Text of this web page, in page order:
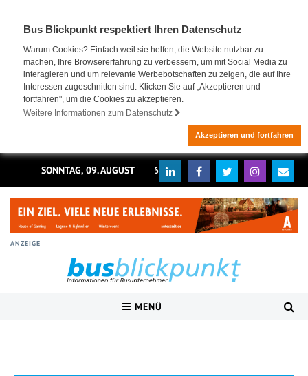
Bus Blickpunkt respektiert Ihren Datenschutz
Warum Cookies? Einfach weil sie helfen, die Website nutzbar zu
machen, Ihre Browsererfahrung zu verbessern, um mit Social Media zu
interagieren und um relevante Werbebotschaften zu zeigen, die auf Ihre
Interessen zugeschnitten sind. Klicken Sie auf „Akzeptieren und
fortfahren", um die Cookies zu akzeptieren.
Weitere Informationen zum Datenschutz
Akzeptieren und fortfahren
SONNTAG, 09. AUGUST 2026
ANZEIGE
MENÜ